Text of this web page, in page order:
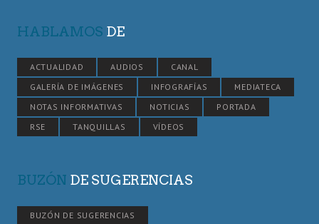
HABLAMOS DE
ACTUALIDAD AUDIOS
CANAL
GALERÍA DE IMÁGENES
INFOGRAFÍAS
MEDIATECA
NOTAS INFORMATIVAS
NOTICIAS
PORTADA
RSE
TANQUILLAS VÍDEOS
BUZÓN DE SUGERENCIAS
BUZÓN DE SUGERENCIAS